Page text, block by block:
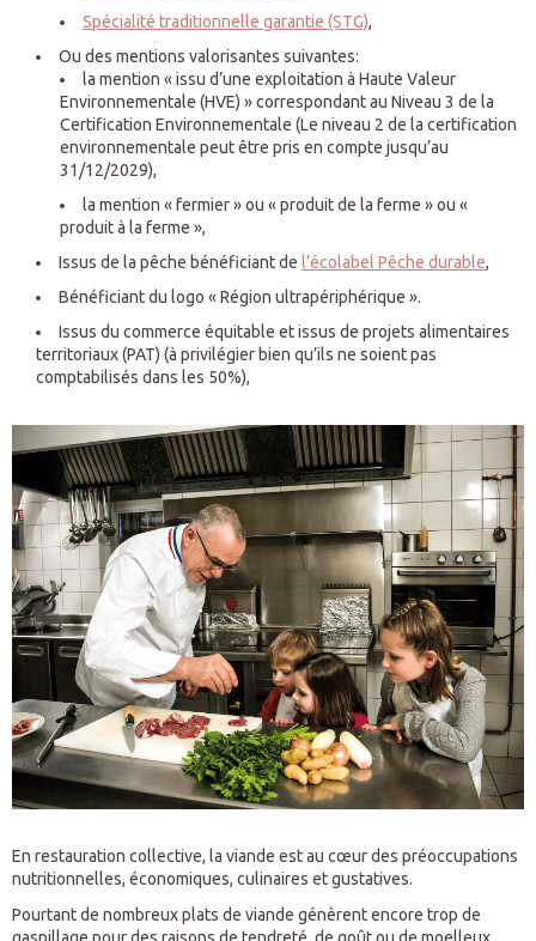
Spécialité traditionnelle garantie (STG),
Ou des mentions valorisantes suivantes:
la mention « issu d’une exploitation à Haute Valeur
Environnementale (HVE) » correspondant au Niveau 3 de la
Certification Environnementale (Le niveau 2 de la certification
environnementale peut être pris en compte jusqu’au
31/12/2029),
la mention « fermier » ou « produit de la ferme » ou «
produit à la ferme »,
Issus de la pêche bénéficiant de l’écolabel Pêche durable,
Bénéficiant du logo « Région ultrapériphérique ».
Issus du commerce équitable et issus de projets alimentaires
territoriaux (PAT) (à privilégier bien qu’ils ne soient pas
comptabilisés dans les 50%),
En restauration collective, la viande est au cœur des préoccupations
nutritionnelles, économiques, culinaires et gustatives.
Pourtant de nombreux plats de viande génèrent encore trop de